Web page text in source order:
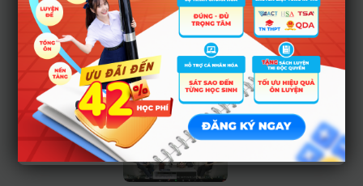
học chính quy do
ĐHQGHN cấp bằng
và 360 chỉ tiêu đại
học chính quy do
trường đối tác nước
ngoài cấp bằng.